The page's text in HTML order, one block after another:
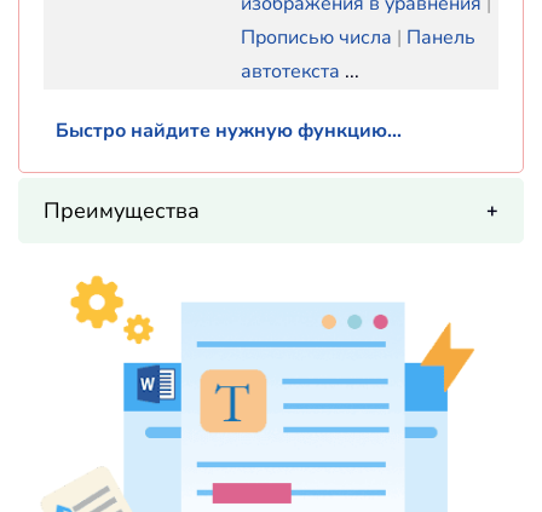
Прописью числа | Панель
автотекста ...
Быстро найдите нужную функцию...
Преимущества